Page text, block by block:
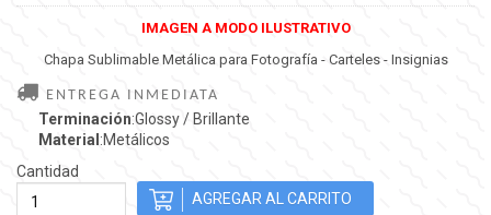
IMAGEN A MODO ILUSTRATIVO
Chapa Sublimable Metálica para Fotografía - Carteles - Insignias
ENTREGA INMEDIATA
Terminación:Glossy / Brillante
Material :Metálicos
Cantidad